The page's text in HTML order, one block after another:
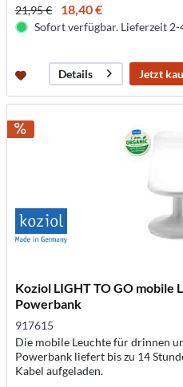
21,95 € 18,40 €
Sofort verfügbar. Lieferzeit 2-
Details Jetzt
Koziol LIGHT TO GO
Powerbank
917615
Die mobile Leuchte für drinnen
Powerbank liefert bis zu 14
Kabel aufgeladen.